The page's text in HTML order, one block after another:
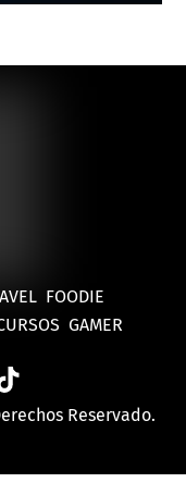
FOODIE
GAMER
Reservado.